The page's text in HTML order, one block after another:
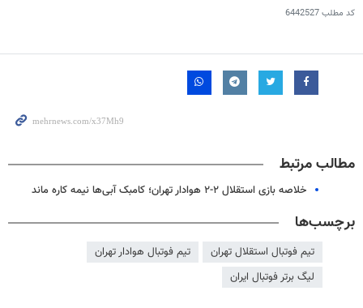
کد مطلب6442527
مطالب مرتبط
خلاصه بازی استقلال ۲-۲ هوادار تهران؛ کامبک آبی‌ها نیمه کاره ماند
برچسب‌ها
تیم فوتبال استقلال تهران
تیم فوتبال هوادار تهران
لیگ برتر فوتبال ایران